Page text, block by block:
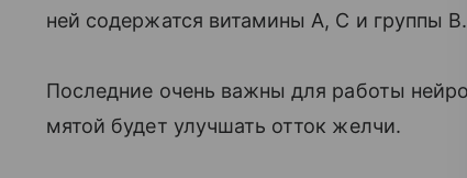
ней содержатся витамины A, C и группы B.
Последние очень важны для работы
мятой будет улучшать отток желчи.